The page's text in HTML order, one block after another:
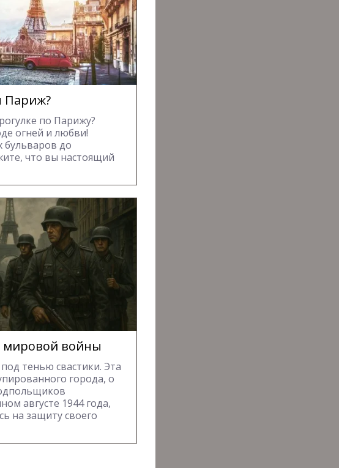
Париж?
по Парижу?
огней и любви!
бульваров до
что вы настоящий
мировой войны
тенью свастики. Эта
города, о
августе 1944 года,
на защиту своего